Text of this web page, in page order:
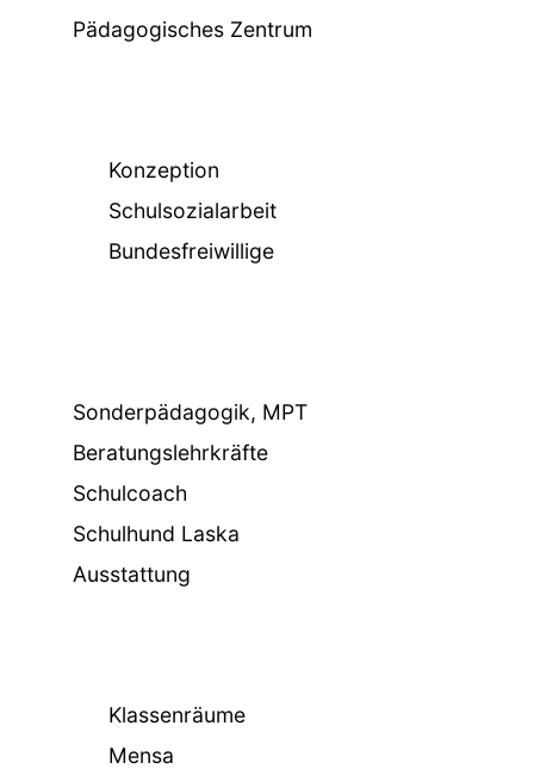
Pädagogisches Zentrum
Konzeption
Schulsozialarbeit
Bundesfreiwillige
Sonderpädagogik, MPT
Beratungslehrkräfte
Schulcoach
Schulhund Laska
Ausstattung
Klassenräume
Mensa